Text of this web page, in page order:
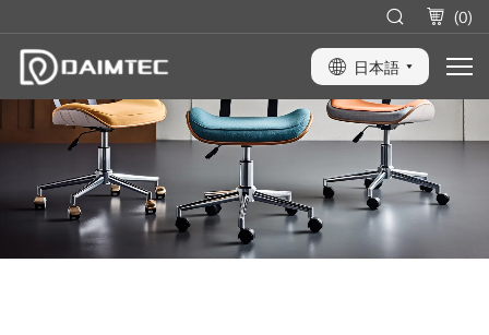
(0)
日本語